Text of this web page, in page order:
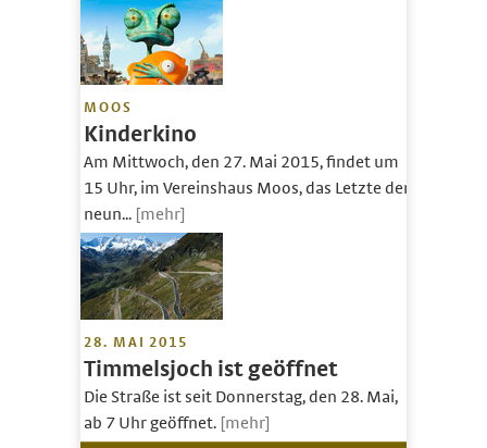
MOOS
Kinderkino
Am Mittwoch, den 27. Mai 2015, findet um
15 Uhr, im Vereinshaus Moos, das Letzte der
neun... [mehr]
28. MAI 2015
Timmelsjoch ist geöffnet
Die Straße ist seit Donnerstag, den 28. Mai,
ab 7 Uhr geöffnet. [mehr]